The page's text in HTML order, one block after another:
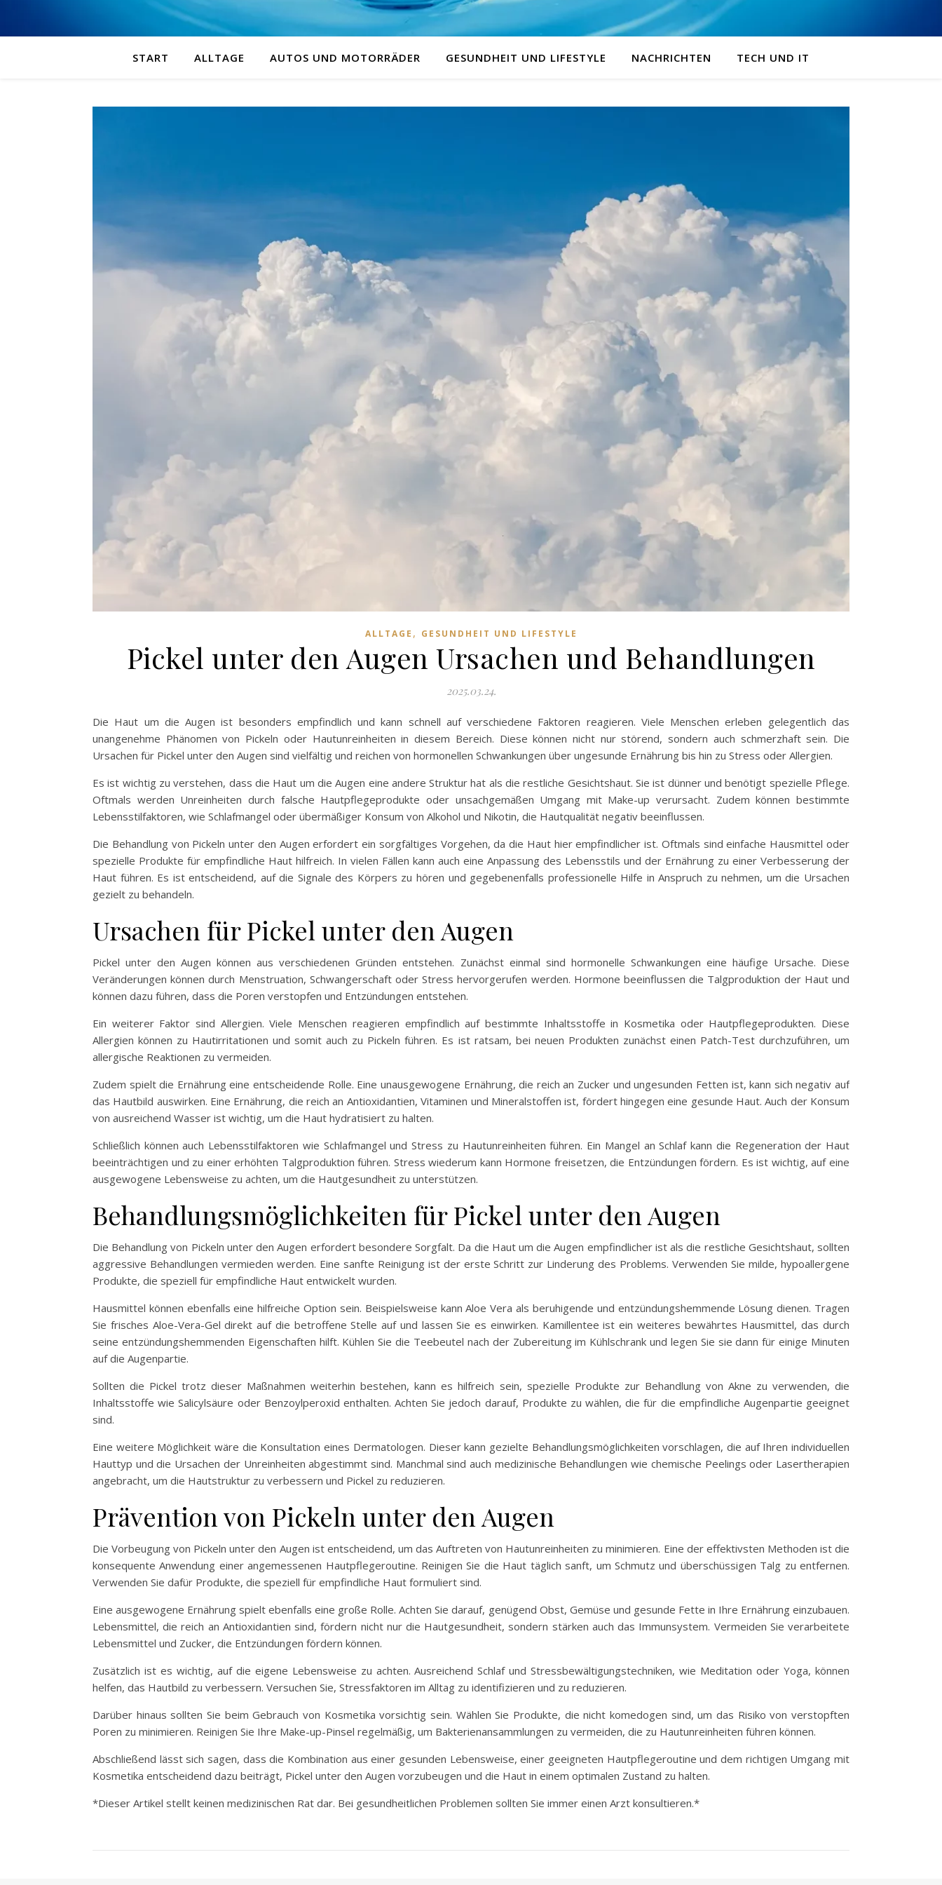
START ALLTAGE AUTOS UND MOTORRÄDER GESUNDHEIT UND LIFESTYLE NACHRICHTEN TECH UND IT
ALLTAGE , GESUNDHEIT UND LIFESTYLE
Pickel unter den Augen Ursachen und Behandlungen
2025.03.24.
Die Haut um die Augen ist besonders empfindlich und kann schnell auf verschiedene Faktoren reagieren. Viele Menschen erleben gelegentlich das
unangenehme Phänomen von Pickeln oder Hautunreinheiten in diesem Bereich. Diese können nicht nur störend, sondern auch schmerzhaft sein. Die
Ursachen für Pickel unter den Augen sind vielfältig und reichen von hormonellen Schwankungen über ungesunde Ernährung bis hin zu Stress oder Allergien.
Es ist wichtig zu verstehen, dass die Haut um die Augen eine andere Struktur hat als die restliche Gesichtshaut. Sie ist dünner und benötigt spezielle Pflege.
Oftmals werden Unreinheiten durch falsche Hautpflegeprodukte oder unsachgemäßen Umgang mit Make-up verursacht. Zudem können bestimmte
Lebensstilfaktoren, wie Schlafmangel oder übermäßiger Konsum von Alkohol und Nikotin, die Hautqualität negativ beeinflussen.
Die Behandlung von Pickeln unter den Augen erfordert ein sorgfältiges Vorgehen, da die Haut hier empfindlicher ist. Oftmals sind einfache Hausmittel oder
spezielle Produkte für empfindliche Haut hilfreich. In vielen Fällen kann auch eine Anpassung des Lebensstils und der Ernährung zu einer Verbesserung der
Haut führen. Es ist entscheidend, auf die Signale des Körpers zu hören und gegebenenfalls professionelle Hilfe in Anspruch zu nehmen, um die Ursachen
gezielt zu behandeln.
Ursachen für Pickel unter den Augen
Pickel unter den Augen können aus verschiedenen Gründen entstehen. Zunächst einmal sind hormonelle Schwankungen eine häufige Ursache. Diese
Veränderungen können durch Menstruation, Schwangerschaft oder Stress hervorgerufen werden. Hormone beeinflussen die Talgproduktion der Haut und
können dazu führen, dass die Poren verstopfen und Entzündungen entstehen.
Ein weiterer Faktor sind Allergien. Viele Menschen reagieren empfindlich auf bestimmte Inhaltsstoffe in Kosmetika oder Hautpflegeprodukten. Diese
Allergien können zu Hautirritationen und somit auch zu Pickeln führen. Es ist ratsam, bei neuen Produkten zunächst einen Patch-Test durchzuführen, um
allergische Reaktionen zu vermeiden.
Zudem spielt die Ernährung eine entscheidende Rolle. Eine unausgewogene Ernährung, die reich an Zucker und ungesunden Fetten ist, kann sich negativ auf
das Hautbild auswirken. Eine Ernährung, die reich an Antioxidantien, Vitaminen und Mineralstoffen ist, fördert hingegen eine gesunde Haut. Auch der Konsum
von ausreichend Wasser ist wichtig, um die Haut hydratisiert zu halten.
Schließlich können auch Lebensstilfaktoren wie Schlafmangel und Stress zu Hautunreinheiten führen. Ein Mangel an Schlaf kann die Regeneration der Haut
beeinträchtigen und zu einer erhöhten Talgproduktion führen. Stress wiederum kann Hormone freisetzen, die Entzündungen fördern. Es ist wichtig, auf eine
ausgewogene Lebensweise zu achten, um die Hautgesundheit zu unterstützen.
Behandlungsmöglichkeiten für Pickel unter den Augen
Die Behandlung von Pickeln unter den Augen erfordert besondere Sorgfalt. Da die Haut um die Augen empfindlicher ist als die restliche Gesichtshaut, sollten
aggressive Behandlungen vermieden werden. Eine sanfte Reinigung ist der erste Schritt zur Linderung des Problems. Verwenden Sie milde, hypoallergene
Produkte, die speziell für empfindliche Haut entwickelt wurden.
Hausmittel können ebenfalls eine hilfreiche Option sein. Beispielsweise kann Aloe Vera als beruhigende und entzündungshemmende Lösung dienen. Tragen
Sie frisches Aloe-Vera-Gel direkt auf die betroffene Stelle auf und lassen Sie es einwirken. Kamillentee ist ein weiteres bewährtes Hausmittel, das durch
seine entzündungshemmenden Eigenschaften hilft. Kühlen Sie die Teebeutel nach der Zubereitung im Kühlschrank und legen Sie sie dann für einige Minuten
auf die Augenpartie.
Sollten die Pickel trotz dieser Maßnahmen weiterhin bestehen, kann es hilfreich sein, spezielle Produkte zur Behandlung von Akne zu verwenden, die
Inhaltsstoffe wie Salicylsäure oder Benzoylperoxid enthalten. Achten Sie jedoch darauf, Produkte zu wählen, die für die empfindliche Augenpartie geeignet
sind.
Eine weitere Möglichkeit wäre die Konsultation eines Dermatologen. Dieser kann gezielte Behandlungsmöglichkeiten vorschlagen, die auf Ihren individuellen
Hauttyp und die Ursachen der Unreinheiten abgestimmt sind. Manchmal sind auch medizinische Behandlungen wie chemische Peelings oder Lasertherapien
angebracht, um die Hautstruktur zu verbessern und Pickel zu reduzieren.
Prävention von Pickeln unter den Augen
Die Vorbeugung von Pickeln unter den Augen ist entscheidend, um das Auftreten von Hautunreinheiten zu minimieren. Eine der effektivsten Methoden ist die
konsequente Anwendung einer angemessenen Hautpflegeroutine. Reinigen Sie die Haut täglich sanft, um Schmutz und überschüssigen Talg zu entfernen.
Verwenden Sie dafür Produkte, die speziell für empfindliche Haut formuliert sind.
Eine ausgewogene Ernährung spielt ebenfalls eine große Rolle. Achten Sie darauf, genügend Obst, Gemüse und gesunde Fette in Ihre Ernährung einzubauen.
Lebensmittel, die reich an Antioxidantien sind, fördern nicht nur die Hautgesundheit, sondern stärken auch das Immunsystem. Vermeiden Sie verarbeitete
Lebensmittel und Zucker, die Entzündungen fördern können.
Zusätzlich ist es wichtig, auf die eigene Lebensweise zu achten. Ausreichend Schlaf und Stressbewältigungstechniken, wie Meditation oder Yoga, können
helfen, das Hautbild zu verbessern. Versuchen Sie, Stressfaktoren im Alltag zu identifizieren und zu reduzieren.
Darüber hinaus sollten Sie beim Gebrauch von Kosmetika vorsichtig sein. Wählen Sie Produkte, die nicht komedogen sind, um das Risiko von verstopften
Poren zu minimieren. Reinigen Sie Ihre Make-up-Pinsel regelmäßig, um Bakterienansammlungen zu vermeiden, die zu Hautunreinheiten führen können.
Abschließend lässt sich sagen, dass die Kombination aus einer gesunden Lebensweise, einer geeigneten Hautpflegeroutine und dem richtigen Umgang mit
Kosmetika entscheidend dazu beiträgt, Pickel unter den Augen vorzubeugen und die Haut in einem optimalen Zustand zu halten.
*Dieser Artikel stellt keinen medizinischen Rat dar. Bei gesundheitlichen Problemen sollten Sie immer einen Arzt konsultieren.*